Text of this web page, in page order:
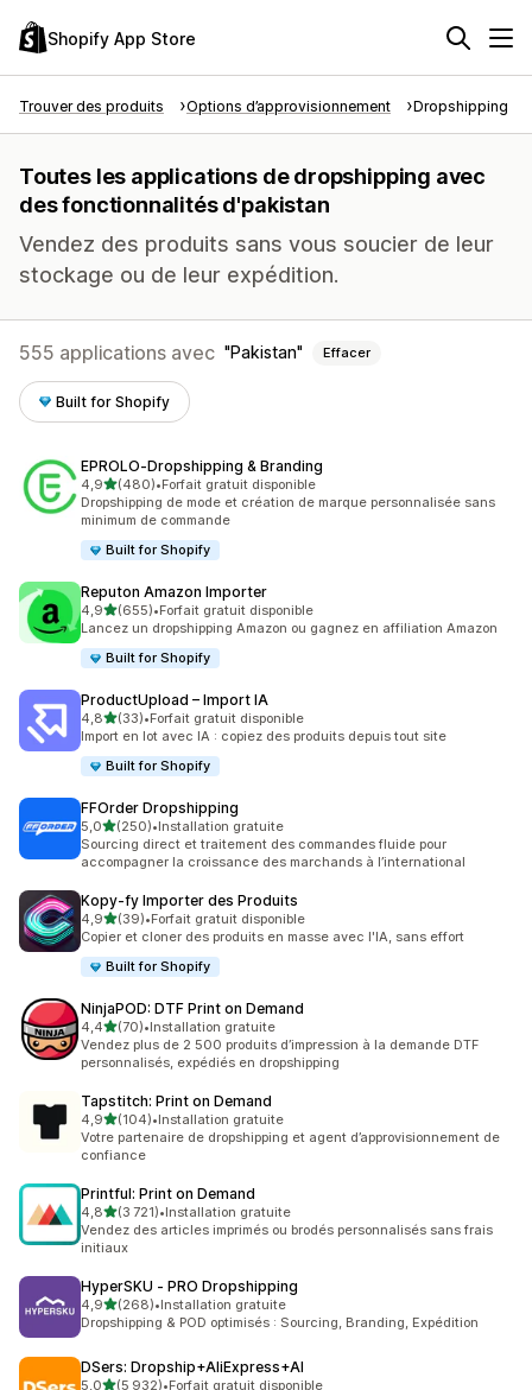
Shopify App Store
Trouver des produits Options d’approvisionnement Dropshipping
Toutes les applications de dropshipping avec
des fonctionnalités d'pakistan
Vendez des produits sans vous soucier de leur
stockage ou de leur expédition.
555 applications avec Pakistan Effacer
Built for Shopify
EPROLO‑Dropshipping & Branding
4,9étoile(s) sur 5
(480)
480 avis au total
•Forfait gratuit disponible
Dropshipping de mode et création de marque personnalisée sans
minimum de commande
Built for Shopify
Reputon Amazon Importer
4,9étoile(s) sur 5
(655)
655 avis au total
•Forfait gratuit disponible
Lancez un dropshipping Amazon ou gagnez en affiliation Amazon
Built for Shopify
ProductUpload – Import IA
4,8étoile(s) sur 5
(33)
33 avis au total
•Forfait gratuit disponible
Import en lot avec IA : copiez des produits depuis tout site
Built for Shopify
FFOrder Dropshipping
5,0étoile(s) sur 5
(250)
250 avis au total
•Installation gratuite
Sourcing direct et traitement des commandes fluide pour
accompagner la croissance des marchands à l’international
Kopy‑fy Importer des Produits
4,9étoile(s) sur 5
(39)
39 avis au total
•Forfait gratuit disponible
Copier et cloner des produits en masse avec l'IA, sans effort
Built for Shopify
NinjaPOD: DTF Print on Demand
4,4étoile(s) sur 5
(70)
70 avis au total
•Installation gratuite
Vendez plus de 2 500 produits d’impression à la demande DTF
personnalisés, expédiés en dropshipping
Tapstitch: Print on Demand
4,9étoile(s) sur 5
(104)
104 avis au total
•Installation gratuite
Votre partenaire de dropshipping et agent d’approvisionnement de
confiance
Printful: Print on Demand
4,8étoile(s) sur 5
(3 721)
3721 avis au total
•Installation gratuite
Vendez des articles imprimés ou brodés personnalisés sans frais
initiaux
HyperSKU ‑ PRO Dropshipping
4,9étoile(s) sur 5
(268)
268 avis au total
•Installation gratuite
Dropshipping & POD optimisés : Sourcing, Branding, Expédition
DSers: Dropship+AliExpress+AI
5,0étoile(s) sur 5
(5 932)•Forfait gratuit disponible